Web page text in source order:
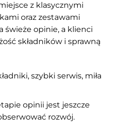
z klasycznymi
oraz zestawami
świeże opinie, a klienci
składników i sprawną
szybki serwis, miła
opinii jest jeszcze
rozwój.